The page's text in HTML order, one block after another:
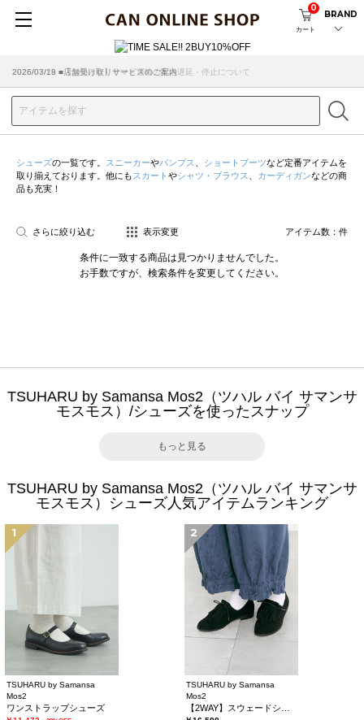
カート
0
BRAND
2026/07/29 ■【お知らせ】ヤマト運輸の配送遅延・停止について
2026/03/18 ■店舗受け取りサービスのご案内
シューズの一覧です。 スニーカーやパンプス ショートブーツなど定番アイテムを
取り揃えております。他にも スカート やシャツ・ブラウス カーディガンなどの商
品も充実！
さらに絞り込む 表示変更 アイテム数： 件
条件に一致する商品は見つかりませんでした。
お手数ですが、検索条件を変更してください。
TSUHARU by Samansa Mos2（ツハル バイ サマンサ
モスモス）/シューズを使ったスナップ
もっと見る
TSUHARU by Samansa Mos2（ツハル バイ サマンサ
モスモス）シューズ人気アイテムランキング
1
TSUHARU by Samansa
Mos2
ワンストラップシューズ
2
TSUHARU by Samansa
Mos2